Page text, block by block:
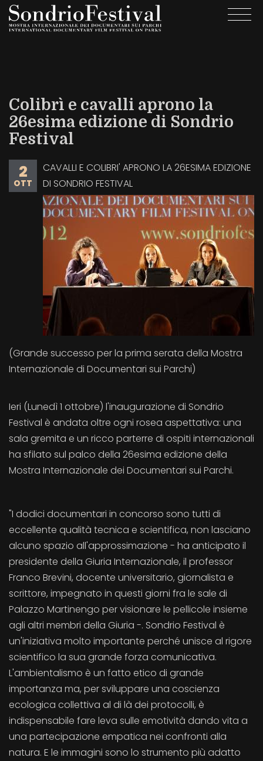
Salta
Colibrì e cavalli aprono la
26esima edizione di Sondrio
Festival
2
OTT
CAVALLI E COLIBRI' APRONO LA 26ESIMA EDIZIONE
DI SONDRIO FESTIVAL
(Grande successo per la prima serata della Mostra
Internazionale di Documentari sui Parchi)
Ieri (Lunedì 1 ottobre) l'inaugurazione di Sondrio
Festival è andata oltre ogni rosea aspettativa: una
sala gremita e un ricco parterre di ospiti internazionali
ha sfilato sul palco della 26esima edizione della
Mostra Internazionale dei Documentari sui Parchi.
"I dodici documentari in concorso sono tutti di
eccellente qualità tecnica e scientifica, non lasciano
alcuno spazio all'approssimazione - ha anticipato il
presidente della Giuria Internazionale, il professor
Franco Brevini, docente universitario, giornalista e
scrittore, impegnato in questi giorni fra le sale di
Palazzo Martinengo per visionare le pellicole insieme
agli altri membri della Giuria -. Sondrio Festival è
un'iniziativa molto importante perché unisce al rigore
scientifico la sua grande forza comunicativa.
L'ambientalismo è un fatto etico di grande
importanza ma, per sviluppare una coscienza
ecologica collettiva al di là dei protocolli, è
indispensabile fare leva sulle emotività dando vita a
una partecipazione empatica nei confronti alla
natura. E le immagini sono lo strumento più adatto